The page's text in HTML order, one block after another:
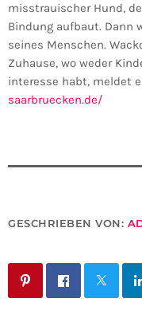
misstrauischer Hund,
Bindung aufbaut. Dann
seines Menschen.
Zuhause, wo weder
interesse habt, meldet
saarbruecken.de/
GESCHRIEBEN VON: